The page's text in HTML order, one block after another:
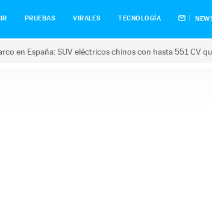
PRUEBAS VIRALES TECNOLOGÍA
en España: SUV eléctricos chinos con hasta 551 CV